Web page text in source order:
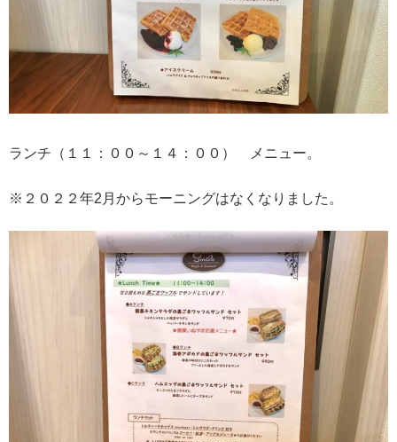
ランチ（１１：００～１４：００） メニュー。
※２０２２年2月からモーニングはなくなりました。